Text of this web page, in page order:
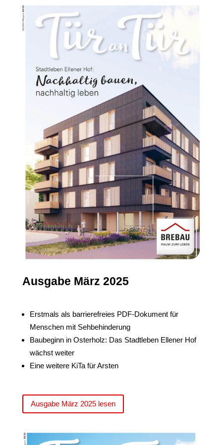
Ausgabe März 2025
Erstmals als barrierefreies PDF-Dokument für
Menschen mit Sehbehinderung
Baubeginn in Osterholz: Das Stadtleben Ellener Hof
wächst weiter
Eine weitere KiTa für Arsten
Ausgabe März 2025 lesen